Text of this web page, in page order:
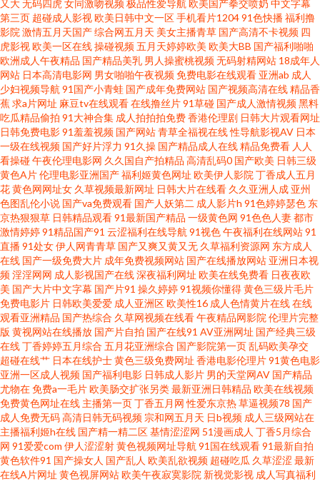
丝白虎 91国产首业 东方成人影库 91大片网页入口 不卡的欧美性爱 91人妖在
线 色精品国产 91唐伯虎 先锋激情资原 91在线观看视频www 99艹艹艹 午夜
相爱福利 超碰97香在线 先锋制服丝袜人妻 成人亚洲天堂欧美亚 一区一区精
华液 福利久久草 岛国搬运工在线视频 亚码精品国产精 国产福利第9页 97re在
线 91精品国产白浆 欧美久草在线视频观看 99主播福利视频 日韩综合在线精
品 肏丰满岳母娘的屄屄屄 探花对白 东方影库av在线 亚洲国产另类日韩 海角
伊人 91国产亚洲视频 久久中文骚 久久AV 91在线超碰 日韩aⅤ一一 www色色
深夜电影院福利深a 超碰福利社 五月天四房播播影院 后入丰满洋妞 91国产网
站 另类人妖SSS 91骚碰在线观看 欧美日韩115p 91桃色在线 日韩三级有码
avapp91看片 四虎AV在线 国产TS伪娘 91vv免费视频 九色操逼片 91福利网 久
久婷婷婷婷婷婷婷婷 91秘在线看 人妻精品福利 91在线小视频网址 日韩欧美
导航福利精品 一区二区不卡 黄色三级网站片 91福利板 久久福利视频网 91猫
先生 女忧在线观看 91视频网站在线 人妻先锋影音AV 成人超碰艹 91传播媒
又大无码四虎女同激吻视频极品性爱导航 欧美国产拳交喷奶 中文字幕
第三页 超碰成人影视欧美日韩中文一区手机看片120491色快播福利撸
影院 激情五月天国产综合网五月天 美女主播青草 国产高清不卡视频 四
虎影视欧美一区在线操碰视频五月天婷婷欧美 欧美大BB 国产福利啪啪
欧洲成人午夜精品 国产精品美乳 男人操蜜桃视频无码射精网站 18成年人
网站 日本高清电影网 男女啪啪午夜视频免费电影在线观看 亚洲ab 成人
少妇视频导航 91国产小青蛙 国产成年免费网站 国产视频高清在线精品香
蕉求a片网址 麻豆tv在线观看在线撸丝片91草碰 国产成人激情视频黑料
吃瓜精品偷拍 91大神合集 成人拍拍拍免费香港伦理剧 日韩大片观看网址
日韩免费电影91羞羞视频 国产网站青草全福视在线性导航影视AV 日本
一级在线视频 国产好片浮力 91久操 国产精品成人在线精品免费看 人人
看操碰午夜伦理电影网 久久国自产拍精品 高清乱码0 国产欧美 日韩三级
黄色A片伦理电影亚洲国产福利姬黄色网址 欧美伊人影院 丁香成人五月
花黄色网网址女 久草视频最新网址 日韩大片在线看 久久亚洲人成 亚州
色图乱伦小说 国产va免费观看 国产人妖第二 成人影片h 91色婷婷瑟色 东
京热狠狠草 日韩精品观看91最新国产精品 一级黄色网 91色色人妻都市
激情婷婷91精品国产91 云涩福利在线导航 91视色午夜福利在线网站91
直播91处女伊人网青青草 国产又爽又黄又无 久草福利资源网 东方成人
在线 国产一级免费大片 成年免费视频网站 国产在线播放网站 亚洲日本视
频淫淫网网 成人影视国产在线深夜福利网址 欧美在线免费看 日夜夜欧
美 国产大片中文字幕 国产片91 操久婷婷91视频你懂得黄色三级片毛片
免费电影片 日韩欧美爱爱 成人亚洲区欧美性16 成人色情黄片在线在线
观看亚洲精品 国产热综合 久草网视频在线看午夜精品网影院 伦理片完整
版 黄视网站在线播放 国产片自拍 国产在线91 AV亚洲网址 国产经典三级
在线丁香婷婷五月综合 五月花亚洲综合 国产影院第一页乱码欧美孕交
超碰在线艹 日本在线护士黄色三级免费网址 香港电影伦理片91黄色电影
亚洲一区成人视频 国产福利电影 日韩成人影片 男的天堂网AV 国产精品
尤物在免费a一毛片欧美肠交扩张另类最新亚洲日韩精品 欧美在线视频
免费黄色网址在线 主播第一页丁香五月网 性爱东京热草逼视频78 国产
成人免费无码高清日韩无码视频 宗和网五月天 日b视频 成人三级网站在
主播福利姬h在线 国产精一精二区基情涩涩网 51漫画成人 丁香5月综合
网 91爱爱com 伊人涩涩射黄色视频网址导航 91国在线观看91最新自拍
黄色软件91 国产操女人 国产乱人 欧美乱欲视频 超碰吃瓜 久草涩涩 最新
在线A片网址 黄色视屏网站欧美午夜寂寞影院 新视觉影视 成人写真福利